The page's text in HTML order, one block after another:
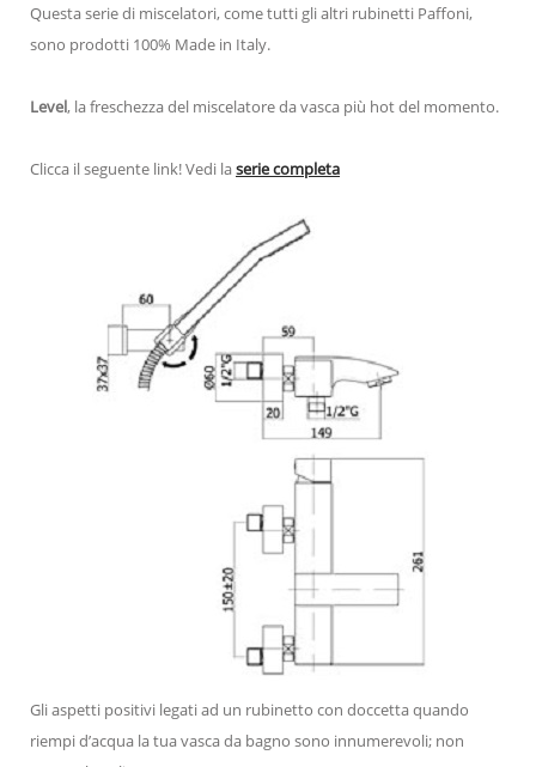
Questa serie di miscelatori, come tutti gli altri rubinetti Paffoni,
sono prodotti 100% Made in Italy.
Level, la freschezza del miscelatore da vasca più hot del momento.
Clicca il seguente link! Vedi laserie completa
Gli aspetti positivi legati ad un rubinetto con doccetta quando
riempi d’acqua la tua vasca da bagno sono innumerevoli; non